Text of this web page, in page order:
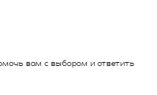
вам с выбором и ответить